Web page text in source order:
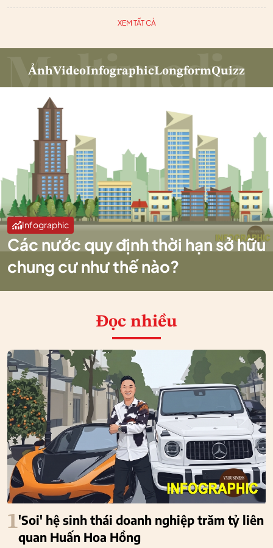
XEM TẤT CẢ
ẢnhVideoInfographicLongformQuizz
Infographic
Các nước quy định thời hạn sở hữu
chung cư như thế nào?
Đọc nhiều
1'Soi' hệ sinh thái doanh nghiệp trăm tỷ liên
quan Huấn Hoa Hồng